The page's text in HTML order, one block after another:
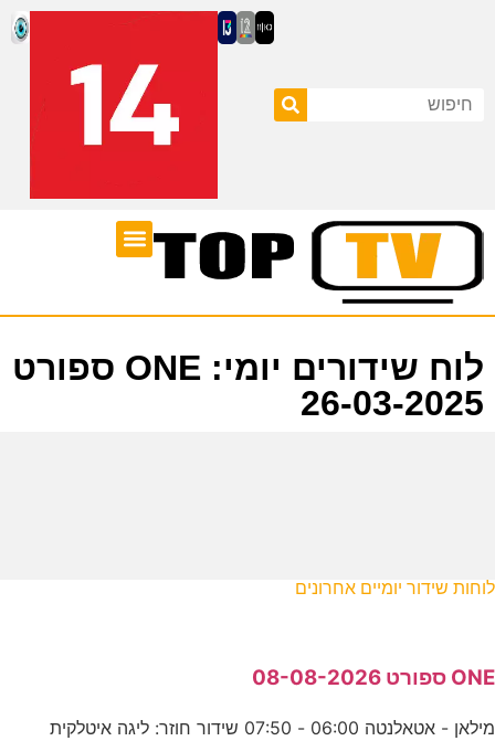
לוח שידורים יומי: ONE ספורט
26-03-2025
לוחות שידור יומיים אחרונים
ONE ספורט 08-08-2026
מילאן - אטאלנטה 06:00 - 07:50 שידור חוזר: ליגה איטלקית